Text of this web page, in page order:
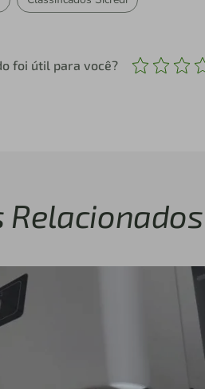
foi útil para você?
Relacionados